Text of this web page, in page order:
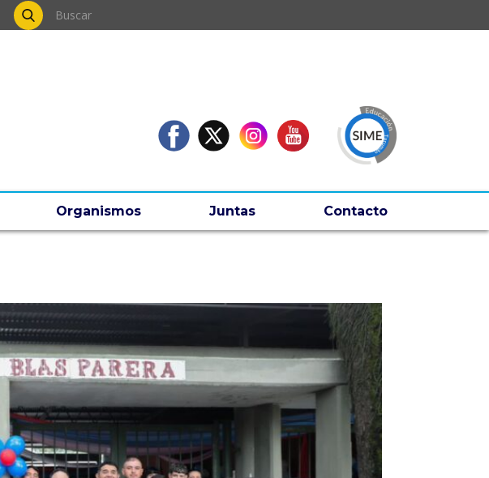
Organismos Juntas Contacto